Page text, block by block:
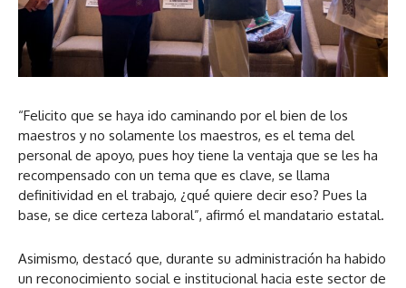
“Felicito que se haya ido caminando por el bien de los
maestros y no solamente los maestros, es el tema del
personal de apoyo, pues hoy tiene la ventaja que se les ha
recompensado con un tema que es clave, se llama
definitividad en el trabajo, ¿qué quiere decir eso? Pues la
base, se dice certeza laboral”, afirmó el mandatario estatal.
Asimismo, destacó que, durante su administración ha habido
un reconocimiento social e institucional hacia este sector de